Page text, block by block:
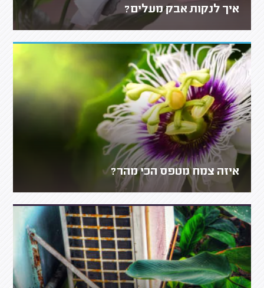
איך לנקות אבק מעלים?
איזה צמח מטפס הכי מהר?